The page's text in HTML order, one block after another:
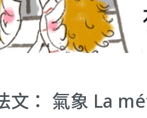
文： 氣象 La